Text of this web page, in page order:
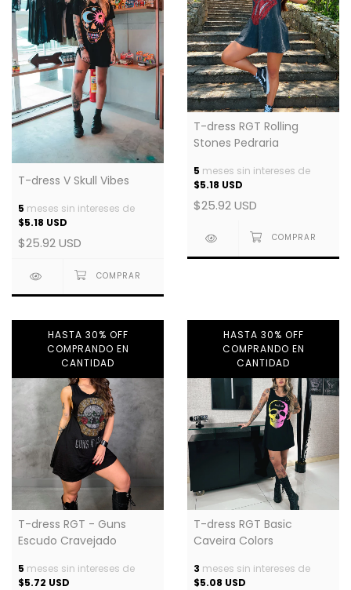
T-dress V Skull Vibes
5 meses sin intereses de
$5.18 USD
$25.92 USD
T-dress RGT Rolling
Stones Pedraria
5 meses sin intereses de
$5.18 USD
$25.92 USD
HASTA 30% OFF
COMPRANDO EN
CANTIDAD
T-dress RGT - Guns
Escudo Cravejado
5 meses sin intereses de
$5.72 USD
HASTA 30% OFF
COMPRANDO EN
CANTIDAD
T-dress RGT Basic
Caveira Colors
3 meses sin intereses de
$5.08 USD